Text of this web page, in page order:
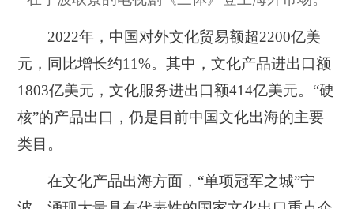
2022年，中国对外文化贸易额超2200亿美
元，同比增长约11%。其中，文化产品进出口额
1803亿美元，文化服务进出口额414亿美元。“硬
核”的产品出口，仍是目前中国文化出海的主要
类目。
在文化产品出海方面，“单项冠军之城”宁